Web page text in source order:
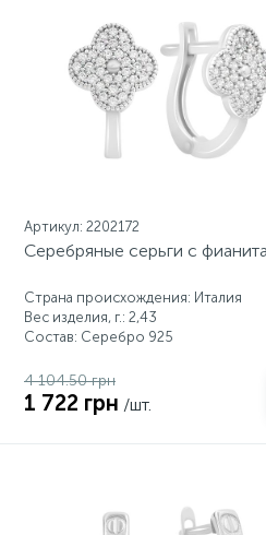
Артикул: 2202172
Серебряные серьги с
Страна происхождения: Италия
Вес изделия, г.: 2,43
Состав: Серебро 925
4 104.50 грн
1 722 грн /шт.